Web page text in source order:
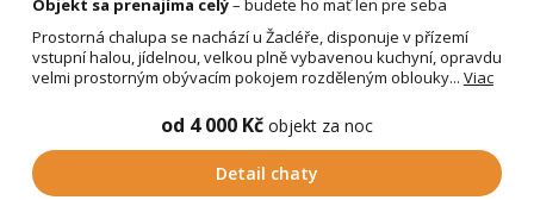
Objekt sa prenajíma celý– budete ho mať len pre seba
Prostorná chalupa se nachází u Žacléře, disponuje v přízemí
vstupní halou, jídelnou, velkou plně vybavenou kuchyní, opravdu
velmi prostorným obývacím pokojem rozděleným oblouky... Viac
od 4 000 Kč objekt za noc
Detail chaty